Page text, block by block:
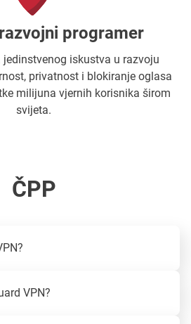
programer
iskustva u razvoju
privatnost i blokiranje oglasa
milijuna vjernih korisnika širom
svijeta.
ČPP
VPN?